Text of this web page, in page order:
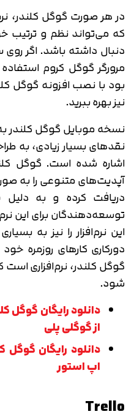
در هر صورت گوگل کلندر،
که می‌تواند نظم و ترتیب
دنبال داشته باشد. اگر
مرورگر گوگل کروم
بود با نصب افزونه گوگل
نیز بهره ببرید.
نسخه موبایل گوگل کلندر
نقدهای بسیار زیادی، به
اشاره شده است. گوگل
آپدیت‌های متنوعی را به
دریافت کرده و به
توسعه‌دهندگان برای این
این نرم‌افزار را نیز به
دورکاری کارهای روزمره
گوگل کلندر، نرم‌افزاری
شود.
دانلود رایگان گوگل
از گوگلی پلی
اپ استور
Trello